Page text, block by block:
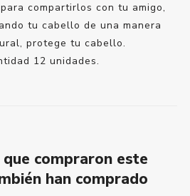
compartirlos con tu amigo,
tu cabello de una manera
protege tu cabello.
12 unidades.
compraron este
han comprado